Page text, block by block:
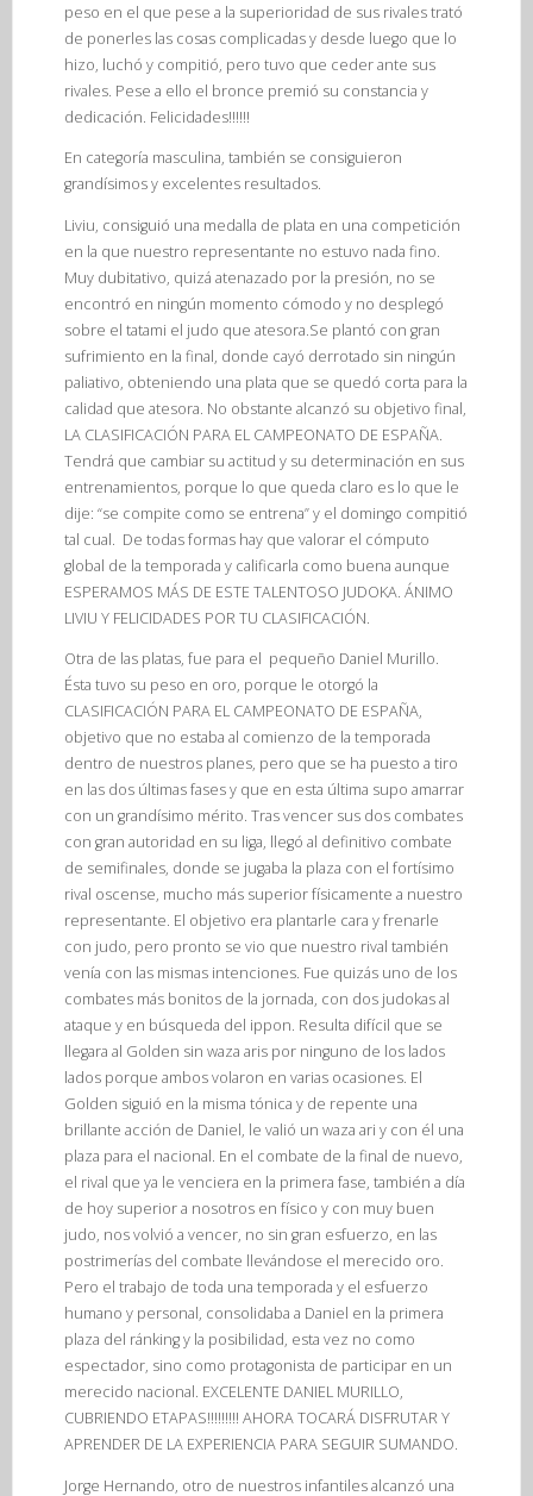
peso en el que pese a la superioridad de sus rivales trató
de ponerles las cosas complicadas y desde luego que lo
hizo, luchó y compitió, pero tuvo que ceder ante sus
rivales. Pese a ello el bronce premió su constancia y
dedicación. Felicidades!!!!!!
En categoría masculina, también se consiguieron
grandísimos y excelentes resultados.
Liviu, consiguió una medalla de plata en una competición
en la que nuestro representante no estuvo nada fino.
Muy dubitativo, quizá atenazado por la presión, no se
encontró en ningún momento cómodo y no desplegó
sobre el tatami el judo que atesora.Se plantó con gran
sufrimiento en la final, donde cayó derrotado sin ningún
paliativo, obteniendo una plata que se quedó corta para la
calidad que atesora. No obstante alcanzó su objetivo final,
LA CLASIFICACIÓN PARA EL CAMPEONATO DE ESPAÑA.
Tendrá que cambiar su actitud y su determinación en sus
entrenamientos, porque lo que queda claro es lo que le
dije: “se compite como se entrena” y el domingo compitió
tal cual. De todas formas hay que valorar el cómputo
global de la temporada y calificarla como buena aunque
ESPERAMOS MÁS DE ESTE TALENTOSO JUDOKA. ÁNIMO
LIVIU Y FELICIDADES POR TU CLASIFICACIÓN.
Otra de las platas, fue para el pequeño Daniel Murillo.
Ésta tuvo su peso en oro, porque le otorgó la
CLASIFICACIÓN PARA EL CAMPEONATO DE ESPAÑA,
objetivo que no estaba al comienzo de la temporada
dentro de nuestros planes, pero que se ha puesto a tiro
en las dos últimas fases y que en esta última supo amarrar
con un grandísimo mérito. Tras vencer sus dos combates
con gran autoridad en su liga, llegó al definitivo combate
de semifinales, donde se jugaba la plaza con el fortísimo
rival oscense, mucho más superior físicamente a nuestro
representante. El objetivo era plantarle cara y frenarle
con judo, pero pronto se vio que nuestro rival también
venía con las mismas intenciones. Fue quizás uno de los
combates más bonitos de la jornada, con dos judokas al
ataque y en búsqueda del ippon. Resulta difícil que se
llegara al Golden sin waza aris por ninguno de los lados
lados porque ambos volaron en varias ocasiones. El
Golden siguió en la misma tónica y de repente una
brillante acción de Daniel, le valió un waza ari y con él una
plaza para el nacional. En el combate de la final de nuevo,
el rival que ya le venciera en la primera fase, también a día
de hoy superior a nosotros en físico y con muy buen
judo, nos volvió a vencer, no sin gran esfuerzo, en las
postrimerías del combate llevándose el merecido oro.
Pero el trabajo de toda una temporada y el esfuerzo
humano y personal, consolidaba a Daniel en la primera
plaza del ránking y la posibilidad, esta vez no como
espectador, sino como protagonista de participar en un
merecido nacional. EXCELENTE DANIEL MURILLO,
CUBRIENDO ETAPAS!!!!!!!!! AHORA TOCARÁ DISFRUTAR Y
APRENDER DE LA EXPERIENCIA PARA SEGUIR SUMANDO.
Jorge Hernando, otro de nuestros infantiles alcanzó una